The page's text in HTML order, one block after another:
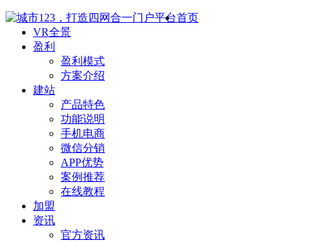
首页
VR全景
盈利
盈利模式
方案介绍
建站
产品特色
功能说明
手机电商
微信分销
APP优势
案例推荐
在线教程
加盟
资讯
官方资讯